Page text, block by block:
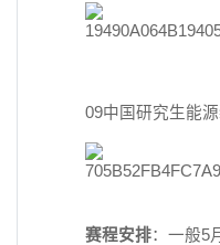
09中国研究生能
赛程安排：一般5